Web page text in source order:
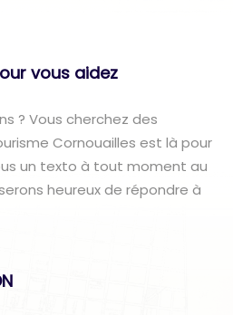
vous aidez
? Vous cherchez des
Cornouailles est là pour
un texto à tout moment au
heureux de répondre à